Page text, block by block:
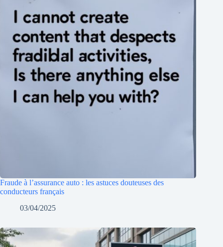
Fraude à l’assurance auto : les astuces douteuses des
conducteurs français
03/04/2025